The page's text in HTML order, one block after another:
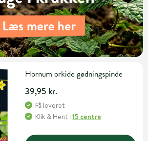
Hornum orkide gødningspinde
39,95 kr.
Få leveret
Klik & Hent i15 centre